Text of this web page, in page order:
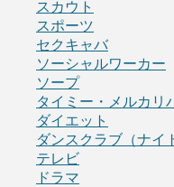
スカウト
スポーツ
セクキャバ
ソーシャルワーカー
ソープ
タイミー・メルカリ
ダイエット
ダンスクラブ（ナイ
テレビ
ドラマ